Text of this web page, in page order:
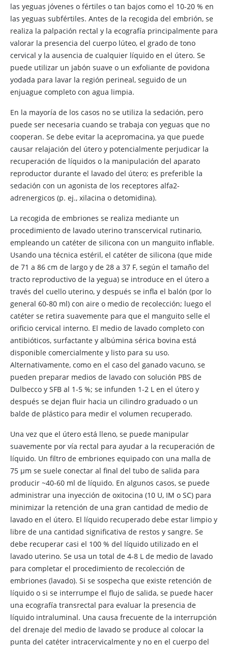
las yeguas jóvenes o fértiles o tan bajos como el 10-20 % en
las yeguas subfértiles. Antes de la recogida del embrión, se
realiza la palpación rectal y la ecografía principalmente para
valorar la presencia del cuerpo lúteo, el grado de tono
cervical y la ausencia de cualquier líquido en el útero. Se
puede utilizar un jabón suave o un exfoliante de povidona
yodada para lavar la región perineal, seguido de un
enjuague completo con agua limpia.
En la mayoría de los casos no se utiliza la sedación, pero
puede ser necesaria cuando se trabaja con yeguas que no
cooperan. Se debe evitar la acepromacina, ya que puede
causar relajación del útero y potencialmente perjudicar la
recuperación de líquidos o la manipulación del aparato
reproductor durante el lavado del útero; es preferible la
sedación con un agonista de los receptores alfa2-
adrenergicos (p. ej., xilacina o detomidina).
La recogida de embriones se realiza mediante un
procedimiento de lavado uterino transcervical rutinario,
empleando un catéter de silicona con un manguito inflable.
Usando una técnica estéril, el catéter de silicona (que mide
de 71 a 86 cm de largo y de 28 a 37 F, según el tamaño del
tracto reproductivo de la yegua) se introduce en el útero a
través del cuello uterino, y después se infla el balón (por lo
general 60-80 ml) con aire o medio de recolección; luego el
catéter se retira suavemente para que el manguito selle el
orificio cervical interno. El medio de lavado completo con
antibióticos, surfactante y albúmina sérica bovina está
disponible comercialmente y listo para su uso.
Alternativamente, como en el caso del ganado vacuno, se
pueden preparar medios de lavado con solución PBS de
Dulbecco y SFB al 1-5 %; se infunden 1-2 L en el útero y
después se dejan fluir hacia un cilindro graduado o un
balde de plástico para medir el volumen recuperado.
Una vez que el útero está lleno, se puede manipular
suavemente por vía rectal para ayudar a la recuperación de
líquido. Un filtro de embriones equipado con una malla de
75 μm se suele conectar al final del tubo de salida para
producir ~40-60 ml de líquido. En algunos casos, se puede
administrar una inyección de oxitocina (10 U, IM o SC) para
minimizar la retención de una gran cantidad de medio de
lavado en el útero. El líquido recuperado debe estar limpio y
libre de una cantidad significativa de restos y sangre. Se
debe recuperar casi el 100 % del líquido utilizado en el
lavado uterino. Se usa un total de 4-8 L de medio de lavado
para completar el procedimiento de recolección de
embriones (lavado). Si se sospecha que existe retención de
líquido o si se interrumpe el flujo de salida, se puede hacer
una ecografía transrectal para evaluar la presencia de
líquido intraluminal. Una causa frecuente de la interrupción
del drenaje del medio de lavado se produce al colocar la
punta del catéter intracervicalmente y no en el cuerpo del